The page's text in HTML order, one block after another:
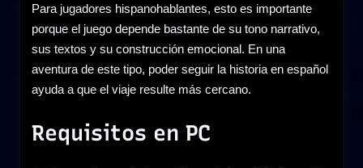
Para jugadores hispanohablantes, esto es importante
porque el juego depende bastante de su tono narrativo,
sus textos y su construcción emocional. En una
aventura de este tipo, poder seguir la historia en español
ayuda a que el viaje resulte más cercano.
Requisitos en PC